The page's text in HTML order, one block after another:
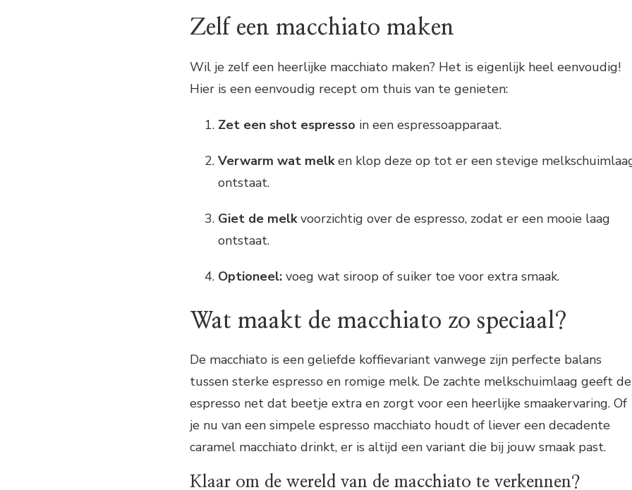
Zelf een macchiato maken
Wil je zelf een heerlijke macchiato maken? Het is eigenlijk heel eenvoudig!
Hier is een eenvoudig recept om thuis van te genieten:
Zet een shot espresso in een espressoapparaat.
Verwarm wat melken klop deze op tot er een stevige
ontstaat.
Giet de melkvoorzichtig over de espresso, zodat er een mooie laag
ontstaat.
Optioneel: voeg wat siroop of suiker toe voor extra smaak.
Wat maakt de macchiato zo speciaal?
De macchiato is een geliefde koffievariant vanwege zijn perfecte balans
tussen sterke espresso en romige melk. De zachte melkschuimlaag geeft de
espresso net dat beetje extra en zorgt voor een heerlijke smaakervaring. Of
je nu van een simpele espresso macchiato houdt of liever een decadente
caramel macchiato drinkt, er is altijd een variant die bij jouw smaak past.
Klaar om de wereld van de macchiato te verkennen?